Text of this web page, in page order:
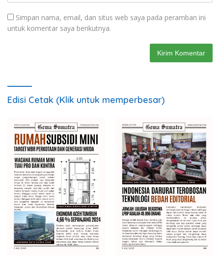
Simpan nama, email, dan situs web saya pada peramban ini
untuk komentar saya berikutnya.
Edisi Cetak (Klik untuk memperbesar)